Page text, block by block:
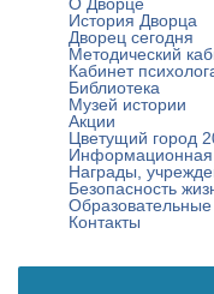
История Дворца
Дворец сегодня
Методический
Кабинет
Библиотека
Музей истории
Акции
Цветущий город
Информационная
Награды,
Безопасность
Контакты